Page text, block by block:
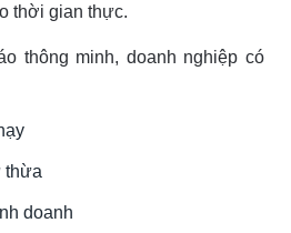
thời gian thực.
thông minh, doanh nghiệp có
thừa
doanh